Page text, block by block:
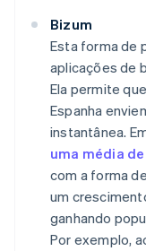
Bizum
Esta forma de
aplicações de
Ela permite
Espanha
instantânea.
uma média
com a forma
um
ganhando
Por exemplo,